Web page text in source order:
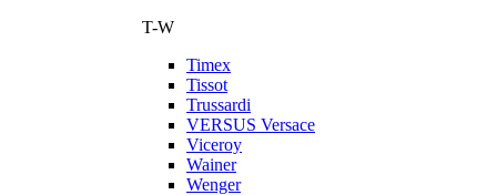
T-W
Timex
Tissot
Trussardi
VERSUS Versace
Viceroy
Wainer
Wenger